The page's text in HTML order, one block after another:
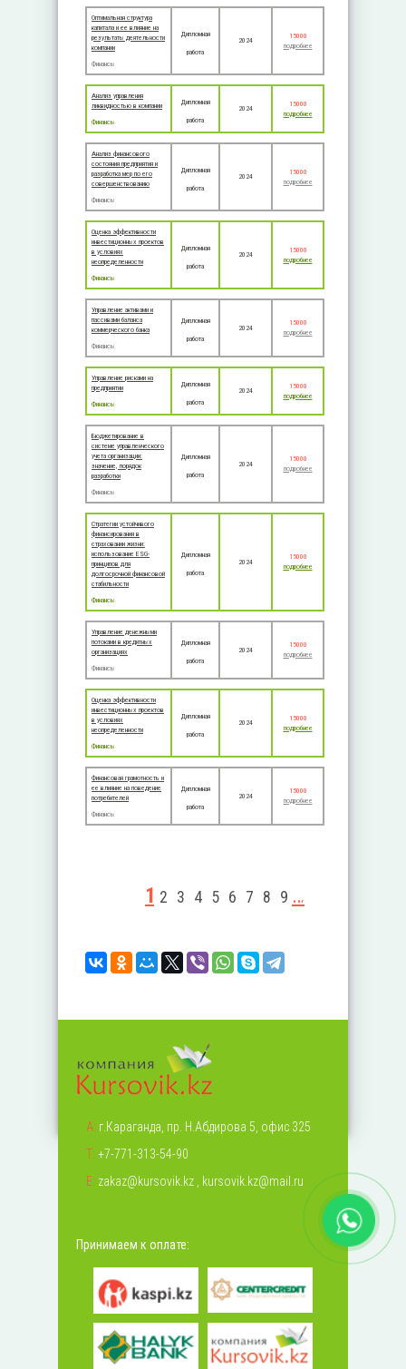
Оптимальная структура
капитала и ее влияние на
результаты деятельности
компании
Финансы
Дипломная
работа
2024
15000
подробнее
Анализ управления
ликвидностью в компании
Финансы
Дипломная
работа
2024
15000
подробнее
Анализ финансового
состояния предприятия и
разработка мер по его
совершенствованию
Финансы
Дипломная
работа
2024
15000
подробнее
Оценка эффективности
инвестиционных проектов
в условиях
неопределенности
Финансы
Дипломная
работа
2024
15000
подробнее
Управление активами и
пассивами баланса
коммерческого банка
Финансы
Дипломная
работа
2024
15000
подробнее
Управление рисками на
предприятии
Финансы
Дипломная
работа
2024
15000
подробнее
Бюджетирование в
системе управленческого
учета организации:
значение, порядок
разработки
Финансы
Дипломная
работа
2024
15000
подробнее
Стратегии устойчивого
финансирования в
страховании жизни:
использование ESG-
принципов для
долгосрочной финансовой
стабильности
Финансы
Дипломная
работа
2024
15000
подробнее
Управление денежными
потоками в кредитных
организациях
Финансы
Дипломная
работа
2024
15000
подробнее
Оценка эффективности
инвестиционных проектов
в условиях
неопределенности
Финансы
Дипломная
работа
2024
15000
подробнее
Финансовая грамотность и
ее влияние на поведение
потребителей
Финансы
Дипломная
работа
2024
15000
подробнее
1 2 3 4 5 6 7 8 9 …
А: г.Караганда, пр. Н.Абдирова 5, офис 325
Т: +7-771-313-54-90
Е: zakaz@kursovik.kz kursovik.kz@mail.ru
Принимаем к оплате: